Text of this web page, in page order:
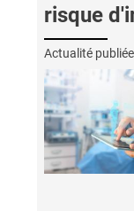
risque
Actualité